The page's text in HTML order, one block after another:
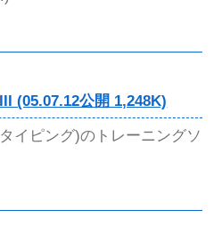
(05.07.12公開 1,248K)
イピング)のトレーニングソ